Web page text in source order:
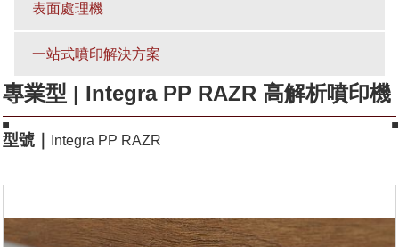
表面處理機
一站式噴印解決方案
專業型 | Integra PP RAZR 高解析噴印機
型號｜ Integra PP RAZR